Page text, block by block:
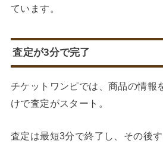
ています。
査定が3分で完了
チケットワンピでは、商品の情報
けで査定がスタート。
査定は最短3分で終了し、その後